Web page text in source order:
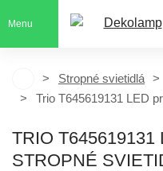
Menu
Stropné svietidlá
Trio T645619131 LED
TRIO
STROPNÉ